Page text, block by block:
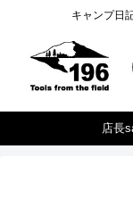
キャンプ日
店長